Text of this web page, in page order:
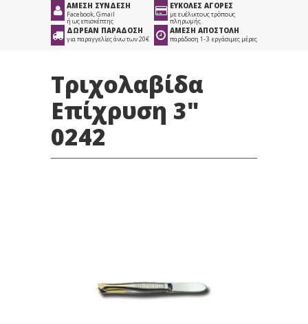
ΑΜΕΣΗ ΣΥΝΔΕΣΗ
Facebook, Gmail
ή ως επισκέπτης
ΕΥΚΟΛΕΣ ΑΓΟΡΕΣ
με ευέλικτους τρόπους
πληρωμής
ΔΩΡΕΑΝ ΠΑΡΑΔΟΣΗ
για παραγγελίες άνω των 20€
ΑΜΕΣΗ ΑΠΟΣΤΟΛΗ
παράδοση 1-3 εργάσιμες μέρες
Τριχολαβίδα
Επίχρυση 3"
0242